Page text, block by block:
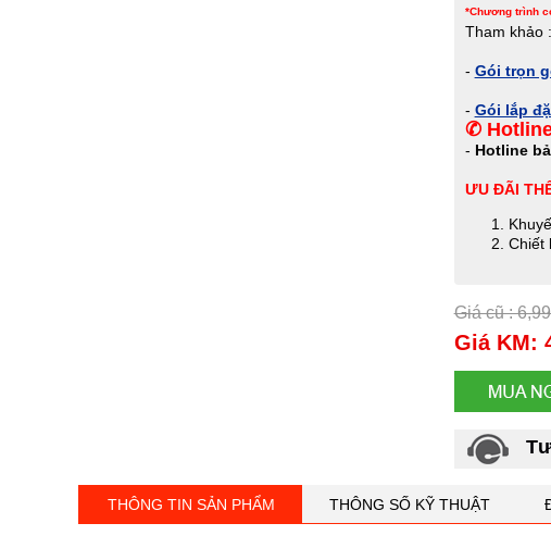
*Chương trình
Tham khảo :
- Gói trọn
- Gói lắp
✆
- Hotline
ƯU ĐÃI
Chiết
Giá cũ :
Giá KM:
THÔNG TIN SẢN PHẨM THÔNG SỐ KỸ THUẬT